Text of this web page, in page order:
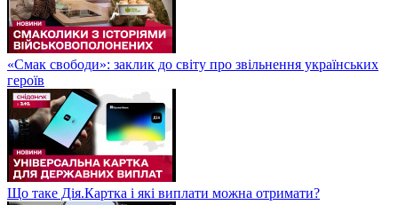
«Смак свободи»: заклик до світу про звільнення українських
героїв
Що таке Дія.Картка і які виплати можна отримати?